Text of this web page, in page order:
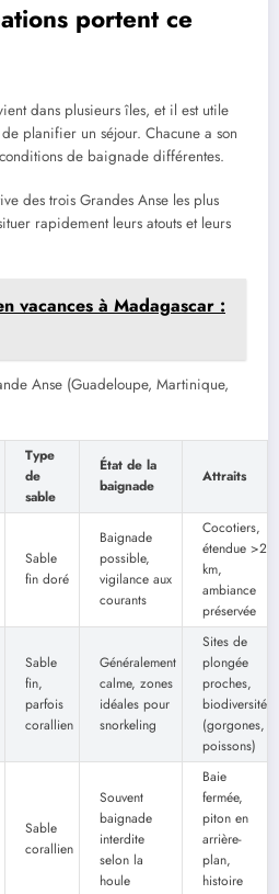
portent ce
dans plusieurs îles, et il est utile
planifier un séjour. Chacune a son
de baignade différentes.
des trois Grandes Anse les plus
rapidement leurs atouts et leurs
vacances à Madagascar :
Anse (Guadeloupe, Martinique,
Type
de
sable
État de la
baignade
Attraits
Sable
fin doré
Baignade
possible,
vigilance aux
courants
Cocotiers,
étendue >2
km,
ambiance
préservée
Sable
fin,
parfois
corallien
Généralement
calme, zones
idéales pour
snorkeling
Sites de
plongée
proches,
biodiversité
(gorgones,
poissons)
Sable
corallien
Souvent
baignade
interdite
selon la
houle
Baie
fermée,
piton en
arrière-
plan,
histoire